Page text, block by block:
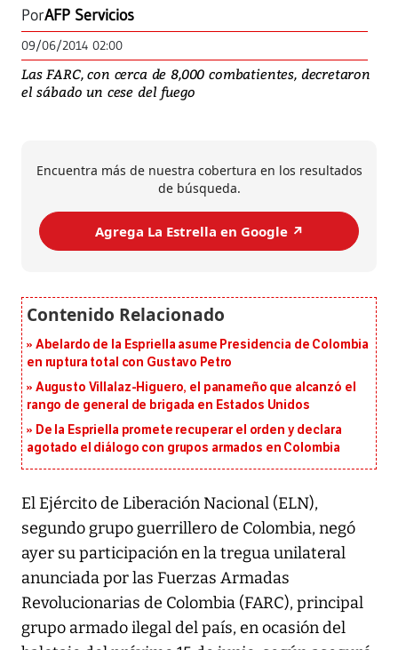
PorAFP Servicios
09/06/2014 02:00
Las FARC, con cerca de 8,000 combatientes, decretaron
el sábado un cese del fuego
Encuentra más de nuestra cobertura en los resultados
de búsqueda.
Agrega La Estrella en Google ↗️
Abelardo de la Espriella asume Presidencia de Colombia
en ruptura total con Gustavo Petro
Augusto Villalaz-Higuero, el panameño que alcanzó el
rango de general de brigada en Estados Unidos
De la Espriella promete recuperar el orden y declara
agotado el diálogo con grupos armados en Colombia
El Ejército de Liberación Nacional (ELN),
segundo grupo guerrillero de Colombia, negó
ayer su participación en la tregua unilateral
anunciada por las Fuerzas Armadas
Revolucionarias de Colombia (FARC), principal
grupo armado ilegal del país, en ocasión del